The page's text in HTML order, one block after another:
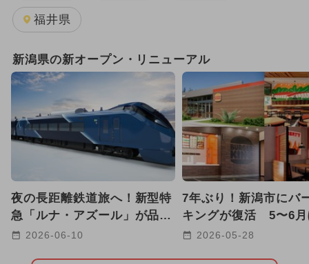
2025年11月のイベント
2025年9月のイベント 雨の日OK
2025年4月のイベント 日帰り
2025年12月のイベント
2025年5月のイベント
2025年7月のイベント キャラクター
福井県
新潟県の新オープン・リニューアル
夜の長距離鉄道旅へ！新型特
急「ルナ・アズール」が品川
駅〜青森駅間で2027年に運行
2026-06-10
7年ぶり！新潟市にバ
キングが復活 5〜6月
て全国8店舗が続々オ
2026-05-28